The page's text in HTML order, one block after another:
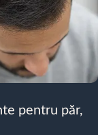
pentru păr,